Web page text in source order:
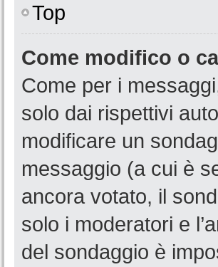
Top
Come modifico o
Come per i
solo dai rispettivi
modificare un
messaggio (a cui è
ancora votato, il
solo i moderatori e
del sondaggio è